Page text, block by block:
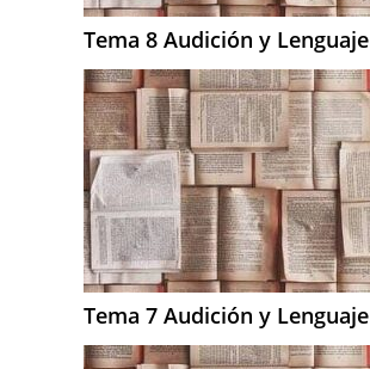
Tema 8 Audición y Lenguaje
Tema 7 Audición y Lenguaje